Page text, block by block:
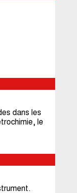
dans les
le